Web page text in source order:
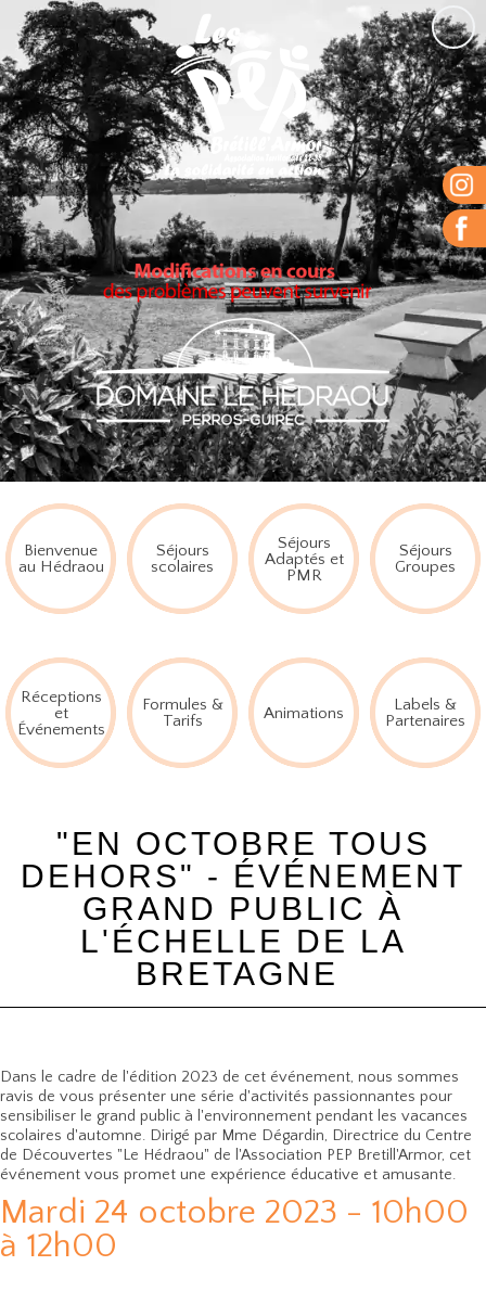
Bienvenue
au Hédraou
Séjours
scolaires
Séjours
Adaptés et
PMR
Séjours
Groupes
Réceptions
et
Événements
Formules &
Tarifs
Animations
Labels &
Partenaires
"EN OCTOBRE TOUS
DEHORS" - ÉVÉNEMENT
GRAND PUBLIC À
L'ÉCHELLE DE LA
BRETAGNE
Dans le cadre de l'édition 2023 de cet événement, nous sommes
ravis de vous présenter une série d'activités passionnantes pour
sensibiliser le grand public à l'environnement pendant les vacances
scolaires d'automne. Dirigé par Mme Dégardin, Directrice du Centre
de Découvertes "Le Hédraou" de l'Association PEP Bretill'Armor, cet
événement vous promet une expérience éducative et amusante.
Mardi 24 octobre 2023 - 10h00
à 12h00